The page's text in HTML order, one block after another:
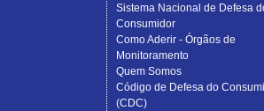
Sistema Nacional de Defesa
Consumidor
Como Aderir - Órgãos de
Monitoramento
Quem Somos
Código de Defesa do
(CDC)